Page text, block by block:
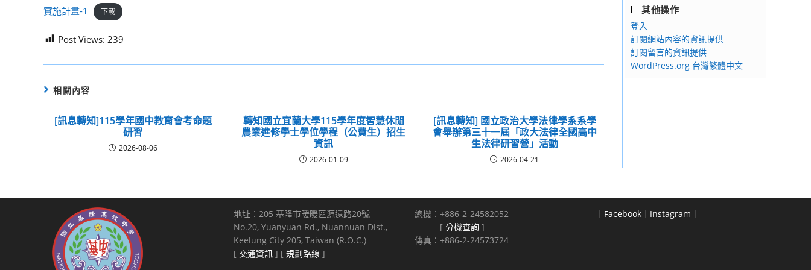
實施計畫-1 下載
Post Views: 239
相關內容
[訊息轉知]115學年國中教育會考命題
研習
2026-08-06
轉知國立宜蘭大學115學年度智慧休閒
農業進修學士學位學程（公費生）招生
資訊
2026-01-09
[訊息轉知] 國立政治大學法律學系系學
會舉辦第三十一屆「政大法律全國高中
生法律研習營」活動
2026-04-21
其他操作
登入
訂閱網站內容的資訊提供
訂閱留言的資訊提供
WordPress.org 台灣繁體中文
地址：205 基隆市暖暖區源遠路20號
No.20, Yuanyuan Rd., Nuannuan Dist.,
Keelung City 205, Taiwan (R.O.C.)
[ 交通資訊 ] [ 規劃路線 ]
總機：+886-2-24582052
[ 分機查詢 ]
傳真：+886-2-24573724
｜ Facebook ｜ Instagram ｜